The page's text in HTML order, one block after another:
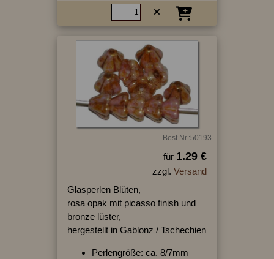
Best.Nr.:50193
für 1.29 €
zzgl. Versand
Glasperlen Blüten,
rosa opak mit picasso finish und
bronze lüster,
hergestellt in Gablonz / Tschechien
Perlengröße: ca. 8/7mm